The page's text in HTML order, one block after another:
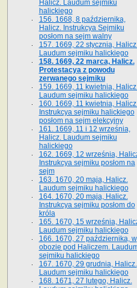
Halicz. Laudum sejmiku
halickiego
156. 1668, 8 października,
Halicz. Instrukcya Sejmiku
posłom na sejm walny
157. 1669, 22 stycznia,
Laudum sejmiku halickiego
158. 1669, 22 marca, Halicz.
Protestacya z powodu
zerwanego sejmiku
159. 1669, 11 kwietnia,
Laudum sejmiku halickiego
160. 1669, 11 kwietnia,
Instrukcya sejmiku halickiego
posłom na sejm elekcyjny
161. 1669, 11 i 12 września,
Halicz. Laudum sejmiku
halickiego
162. 1669, 12 września,
Instrukcya sejmiku posłom na
sejm
163. 1670, 20 maja, Halicz.
Laudum sejmiku halickiego
164. 1670, 20 maja, Halicz.
Instrukcya sejmiku posłom do
króla
165. 1670, 15 września,
Laudum sejmiku halickiego
166. 1670, 27 października, w
obozie pod Haliczem.
sejmiku halickiego
167. 1670, 29 grudnia, Halicz.
Laudum sejmiku halickiego
168. 1671, 27 lutego, Halicz.